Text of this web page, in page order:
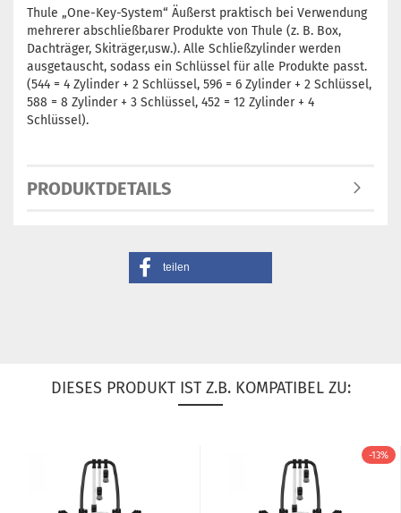
Thule „One-Key-System“ Äußerst praktisch bei Verwendung
mehrerer abschließbarer Produkte von Thule (z. B. Box,
Dachträger, Skiträger,usw.). Alle Schließzylinder werden
ausgetauscht, sodass ein Schlüssel für alle Produkte passt.
(544 = 4 Zylinder + 2 Schlüssel, 596 = 6 Zylinder + 2 Schlüssel,
588 = 8 Zylinder + 3 Schlüssel, 452 = 12 Zylinder + 4
Schlüssel).
PRODUKTDETAILS
teilen
DIESES PRODUKT IST Z.B. KOMPATIBEL ZU:
-13%